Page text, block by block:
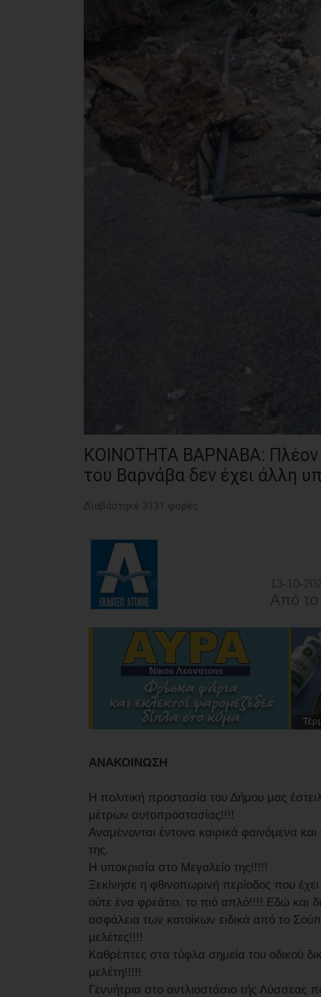
ΚΟΙΝΟΤΗΤΑ ΒΑΡΝΑΒΑ: Πλέον
του Βαρνάβα δεν έχει άλλη
Διαβάστηκε 3131 φορές
13-10-
Από
ΑΝΑΚΟΙΝΩΣΗ
Η πολιτική προστασία του Δήμου μας
μέτρων αυτοπροστασίας!!!!
Αναμένονται έντονα καιρικά φαινόμενα
της.
Η υποκρισία στο Μεγαλείο της!!!!!
Ξεκίνησε η φθινοπωρινή περίοδος που
ούτε ένα φρεάτιο, το πιό απλό!!!! Εδώ και
ασφάλεια των κατοίκων ειδικά από το
μελέτες!!!!
Καθρέπτες στα τύφλα σημεία του οδικού
μελέτη!!!!!
Γεννήτρια στο αντλιοστάσιο τής Λύσσεας